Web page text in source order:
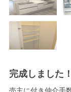
完成しました！